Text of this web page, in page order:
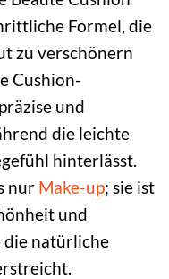
Formel, die
zu verschönern
Cushion-
und
die leichte
hinterlässt.
nur Make-up; sie ist
und
die natürliche